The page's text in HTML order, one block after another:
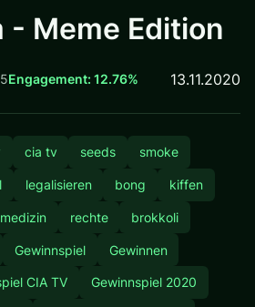
- Meme Edition
Engagement: 12.76% 13.11.2020
cia tv seeds smoke
legalisieren bong kiffen
medizin rechte brokkoli
Gewinnspiel Gewinnen
CIA TV Gewinnspiel 2020